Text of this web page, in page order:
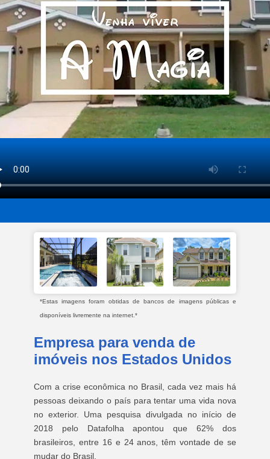
*Estas imagens foram obtidas de bancos de imagens públicas e
disponíveis livremente na internet.*
Empresa para venda de
imóveis nos Estados Unidos
Com a crise econômica no Brasil, cada vez mais há
pessoas deixando o país para tentar uma vida nova
no exterior. Uma pesquisa divulgada no início de
2018 pelo Datafolha apontou que 62% dos
brasileiros, entre 16 e 24 anos, têm vontade de se
mudar do Brasil.